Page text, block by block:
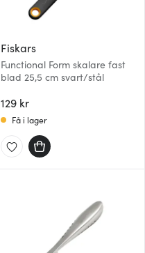
Fiskars
Functional Form skalare fast
blad 25,5 cm svart/stål
129 kr
Få i lager